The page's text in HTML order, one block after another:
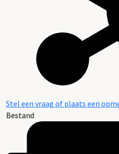
Stel een vraag of plaats een
Bestand